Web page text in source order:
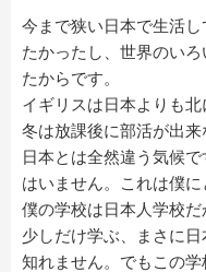
今まで狭い日本で生活
たかったし、世界のい
たからです。
イギリスは日本よりも北
冬は放課後に部活が出来
日本とは全然違う気候
はいません。これは僕に
僕の学校は日本人学校
少しだけ学ぶ、まさに
知れません。でもこの